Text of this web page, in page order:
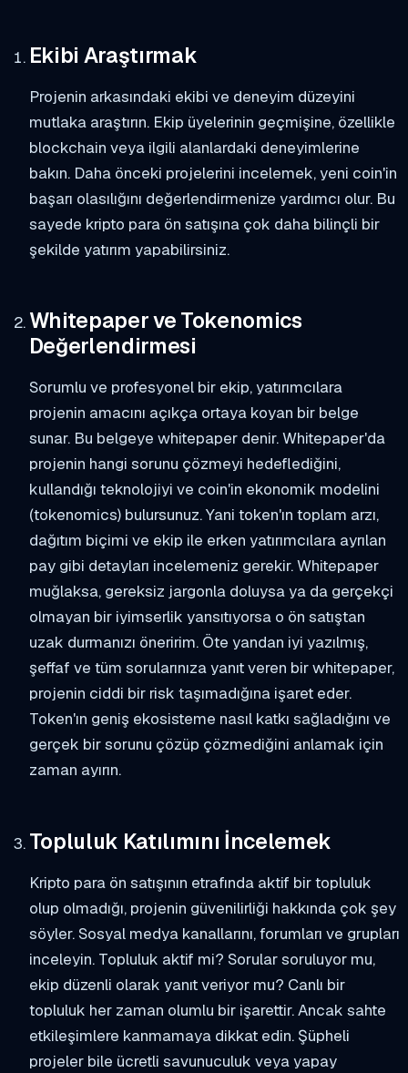
Ekibi Araştırmak
Projenin arkasındaki ekibi ve deneyim düzeyini
mutlaka araştırın. Ekip üyelerinin geçmişine, özellikle
blockchain veya ilgili alanlardaki deneyimlerine
bakın. Daha önceki projelerini incelemek, yeni coin'in
başarı olasılığını değerlendirmenize yardımcı olur. Bu
sayede kripto para ön satışına çok daha bilinçli bir
şekilde yatırım yapabilirsiniz.
Whitepaper ve Tokenomics
Değerlendirmesi
Sorumlu ve profesyonel bir ekip, yatırımcılara
projenin amacını açıkça ortaya koyan bir belge
sunar. Bu belgeye whitepaper denir. Whitepaper'da
projenin hangi sorunu çözmeyi hedeflediğini,
kullandığı teknolojiyi ve coin'in ekonomik modelini
(tokenomics) bulursunuz. Yani token'ın toplam arzı,
dağıtım biçimi ve ekip ile erken yatırımcılara ayrılan
pay gibi detayları incelemeniz gerekir. Whitepaper
muğlaksa, gereksiz jargonla doluysa ya da gerçekçi
olmayan bir iyimserlik yansıtıyorsa o ön satıştan
uzak durmanızı öneririm. Öte yandan iyi yazılmış,
şeffaf ve tüm sorularınıza yanıt veren bir whitepaper,
projenin ciddi bir risk taşımadığına işaret eder.
Token'ın geniş ekosisteme nasıl katkı sağladığını ve
gerçek bir sorunu çözüp çözmediğini anlamak için
zaman ayırın.
Topluluk Katılımını İncelemek
Kripto para ön satışının etrafında aktif bir topluluk
olup olmadığı, projenin güvenilirliği hakkında çok şey
söyler. Sosyal medya kanallarını, forumları ve grupları
inceleyin. Topluluk aktif mi? Sorular soruluyor mu,
ekip düzenli olarak yanıt veriyor mu? Canlı bir
topluluk her zaman olumlu bir işarettir. Ancak sahte
etkileşimlere kanmamaya dikkat edin. Şüpheli
projeler bile ücretli savunuculuk veya yapay